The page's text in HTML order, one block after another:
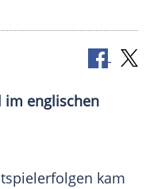
im englischen
kam